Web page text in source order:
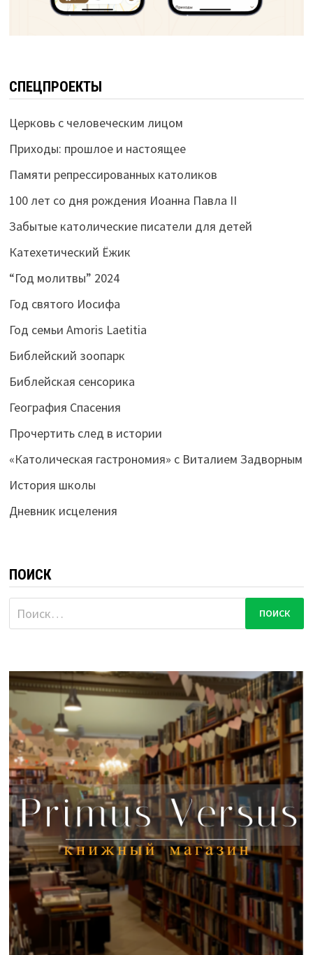
СПЕЦПРОЕКТЫ
Церковь с человеческим лицом
Приходы: прошлое и настоящее
Памяти репрессированных католиков
100 лет со дня рождения Иоанна Павла II
Забытые католические писатели для детей
Катехетический Ёжик
“Год молитвы” 2024
Год святого Иосифа
Год семьи Amoris Laetitia
Библейский зоопарк
Библейская сенсорика
География Спасения
Прочертить след в истории
«Католическая гастрономия» с Виталием Задворным
История школы
Дневник исцеления
ПОИСК
Найти: